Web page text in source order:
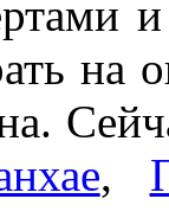
на
,